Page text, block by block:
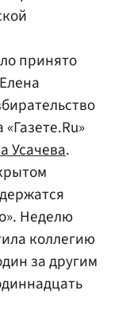
принято
Усачева.
Неделю
коллегию
за другим